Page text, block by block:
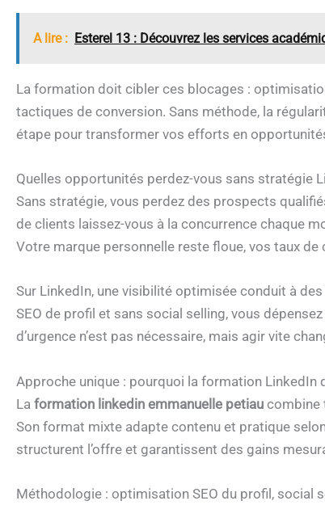
A lire : Esterel 13 : Découvrez les services
La formation doit cibler ces blocages :
tactiques de conversion. Sans méthode, la
étape pour transformer vos efforts en
Quelles opportunités perdez-vous sans stratégie
Sans stratégie, vous perdez des prospects
de clients laissez-vous à la concurrence chaque
Votre marque personnelle reste floue, vos taux
Sur LinkedIn, une visibilité optimisée conduit à
SEO de profil et sans social selling, vous
d’urgence n’est pas nécessaire, mais agir vite
Approche unique : pourquoi la formation LinkedIn
La formation linkedin emmanuelle petiau combine
Son format mixte adapte contenu et pratique
structurent l’offre et garantissent des gains
Méthodologie : optimisation SEO du profil, social